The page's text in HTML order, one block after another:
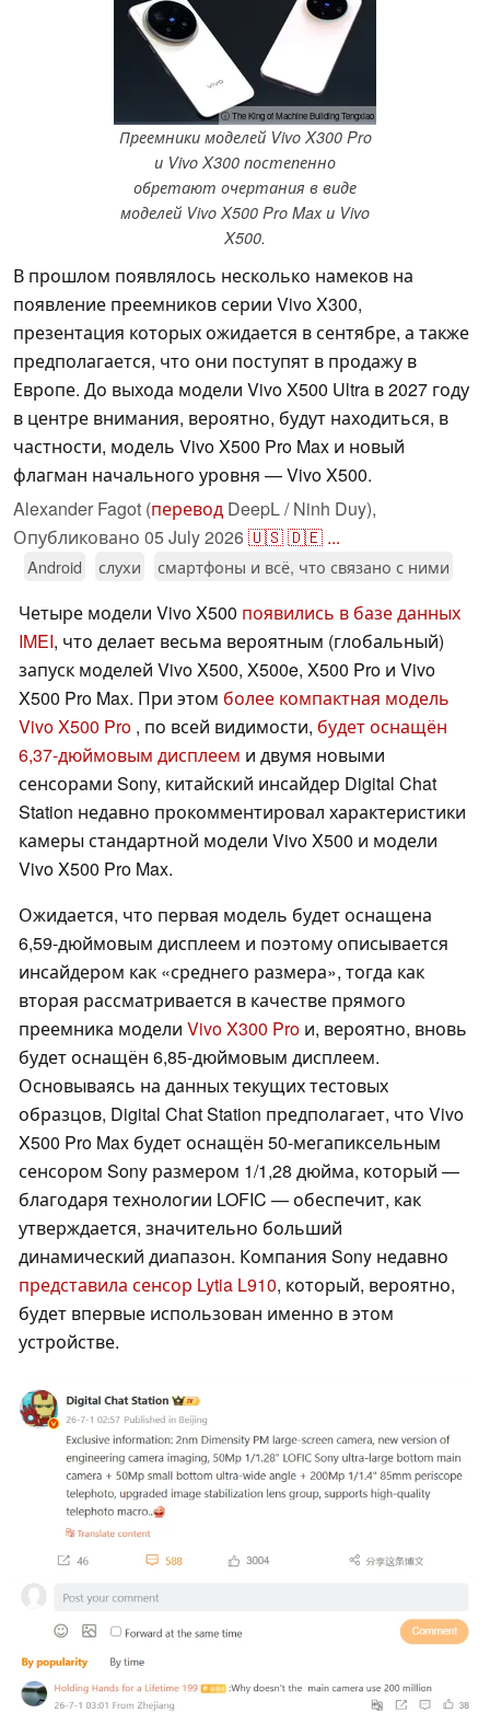
ⓘ The King of Machine Building Tengxiao
Преемники моделей Vivo X300 Pro
и Vivo X300 постепенно
обретают очертания в виде
моделей Vivo X500 Pro Max и Vivo
X500.
В прошлом появлялось несколько намеков на
появление преемников серии Vivo X300,
презентация которых ожидается в сентябре, а также
предполагается, что они поступят в продажу в
Европе. До выхода модели Vivo X500 Ultra в 2027 году
в центре внимания, вероятно, будут находиться, в
частности, модель Vivo X500 Pro Max и новый
флагман начального уровня — Vivo X500.
Alexander Fagot (перевод DeepL / Ninh Duy),
Опубликовано 05 July 2026🇺🇸🇩🇪 ...
Android слухи смартфоны и всё, что связано с ними
Четыре модели Vivo X500 появились в базе данных
IMEI, что делает весьма вероятным (глобальный)
запуск моделей Vivo X500, X500e, X500 Pro и Vivo
X500 Pro Max. При этом более компактная модель
Vivo X500 Pro , по всей видимости, будет оснащён
6,37-дюймовым дисплеем и двумя новыми
сенсорами Sony, китайский инсайдер Digital Chat
Station недавно прокомментировал характеристики
камеры стандартной модели Vivo X500 и модели
Vivo X500 Pro Max.
Ожидается, что первая модель будет оснащена
6,59-дюймовым дисплеем и поэтому описывается
инсайдером как «среднего размера», тогда как
вторая рассматривается в качестве прямого
преемника модели Vivo X300 Pro и, вероятно, вновь
будет оснащён 6,85-дюймовым дисплеем.
Основываясь на данных текущих тестовых
образцов, Digital Chat Station предполагает, что Vivo
X500 Pro Max будет оснащён 50-мегапиксельным
сенсором Sony размером 1/1,28 дюйма, который —
благодаря технологии LOFIC — обеспечит, как
утверждается, значительно больший
динамический диапазон. Компания Sony недавно
представила сенсор Lytia L910, который, вероятно,
будет впервые использован именно в этом
устройстве.